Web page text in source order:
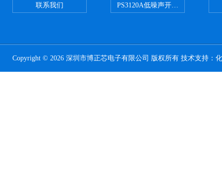
联系我们 PS3120A低噪声开关电容器原装正
Copyright © 2026 深圳市博正芯电子有限公司 版权所有 技术支持：